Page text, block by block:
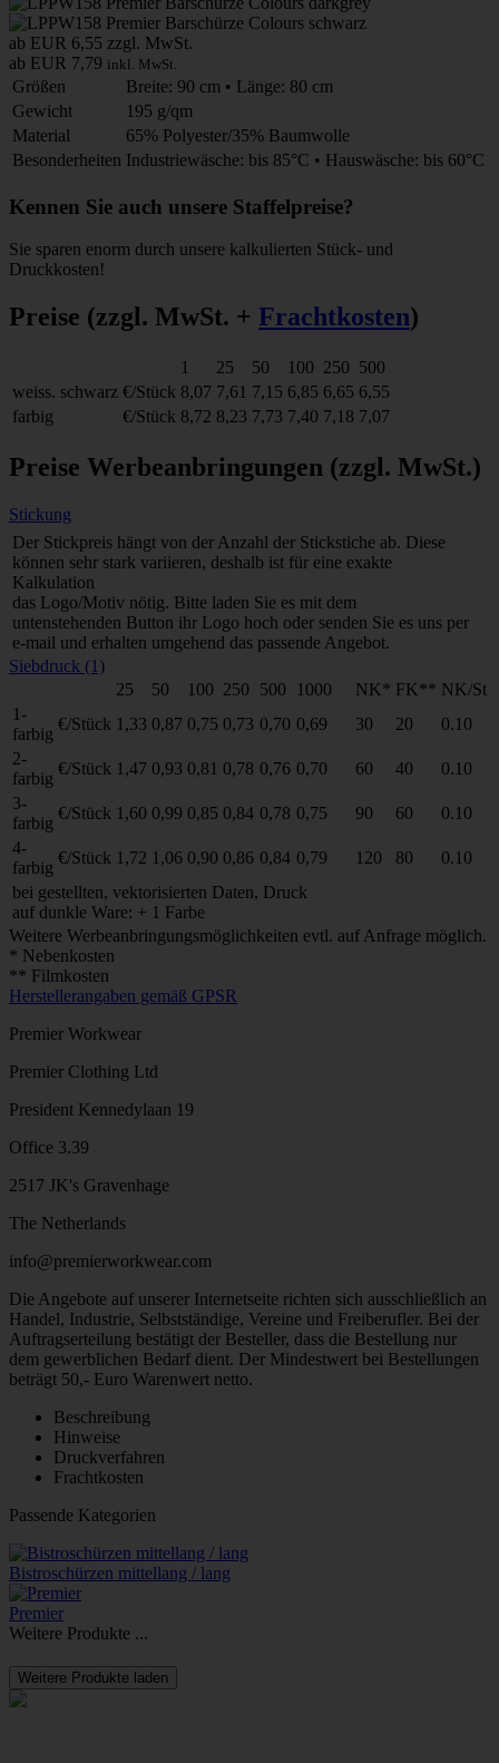
ab EUR 6,55 zzgl. MwSt.
ab EUR 7,79 inkl. MwSt.
Größen
Breite: 90 cm • Länge: 80 cm
Gewicht
195 g/qm
Material
65% Polyester/35% Baumwolle
Besonderheiten Industriewäsche: bis 85°C • Hauswäsche: bis 60°C
Kennen Sie auch unsere Staffelpreise?
Sie sparen enorm durch unsere kalkulierten Stück- und
Druckkosten!
Preise (zzgl. MwSt. + Frachtkosten)
1 25 50 100 250 500
weiss. schwarz €/Stück 8,07 7,61 7,15 6,85 6,65 6,55
farbig
€/Stück 8,72 8,23 7,73 7,40 7,18 7,07
Preise Werbeanbringungen (zzgl. MwSt.)
Stickung
Der Stickpreis hängt von der Anzahl der Stickstiche ab. Diese
können sehr stark variieren, deshalb ist für eine exakte
Kalkulation
das Logo/Motiv nötig. Bitte laden Sie es mit dem
untenstehenden Button ihr Logo hoch oder senden Sie es uns per
e-mail und erhalten umgehend das passende Angebot.
Siebdruck (1)
25
50 100 250 500 1000 NK* FK** NK/St
1-
farbig
€/Stück 1,33 0,87 0,75 0,73 0,70 0,69 30 20
0.10
2-
farbig
€/Stück 1,47 0,93 0,81 0,78 0,76 0,70 60 40
0.10
3-
farbig
€/Stück 1,60 0,99 0,85 0,84 0,78 0,75 90 60
0.10
4-
farbig
€/Stück 1,72 1,06 0,90 0,86 0,84 0,79 120 80
0.10
bei gestellten, vektorisierten Daten, Druck
auf dunkle Ware: + 1 Farbe
Weitere Werbeanbringungsmöglichkeiten evtl. auf Anfrage möglich.
* Nebenkosten
** Filmkosten
Herstellerangaben gemäß GPSR
Premier Workwear
Premier Clothing Ltd
President Kennedylaan 19
Office 3.39
2517 JK's Gravenhage
The Netherlands
info@premierworkwear.com
Die Angebote auf unserer Internetseite richten sich ausschließlich an
Handel, Industrie, Selbstständige, Vereine und Freiberufler. Bei der
Auftragserteilung bestätigt der Besteller, dass die Bestellung nur
dem gewerblichen Bedarf dient. Der Mindestwert bei Bestellungen
beträgt 50,- Euro Warenwert netto.
Beschreibung
Hinweise
Druckverfahren
Frachtkosten
Passende Kategorien
Bistroschürzen mittellang / lang
Premier
Weitere Produkte ...
Weitere Produkte laden